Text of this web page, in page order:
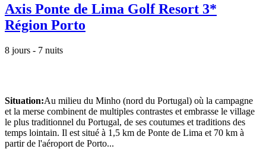
Axis Ponte de Lima Golf Resort 3*
Région Porto
8 jours - 7 nuits
Situation:Au milieu du Minho (nord du Portugal) où la campagne
et la merse combinent de multiples contrastes et embrasse le village
le plus traditionnel du Portugal, de ses coutumes et traditions des
temps lointain. Il est situé à 1,5 km de Ponte de Lima et 70 km à
partir de l'aéroport de Porto...